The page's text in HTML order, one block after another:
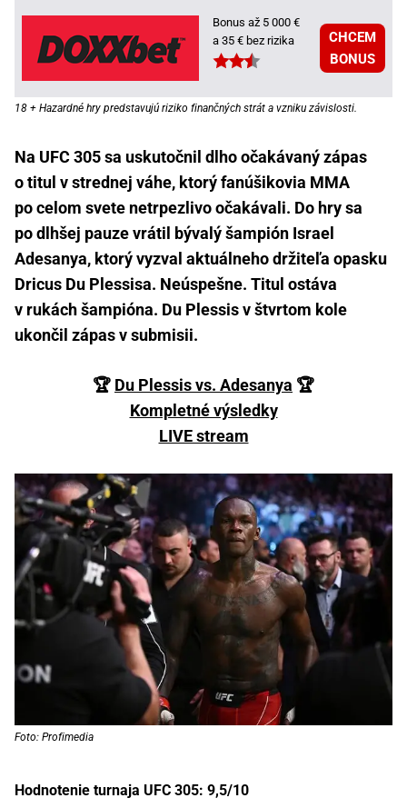
Bonus až 5 000 €
a 35 € bez rizika
CHCEM
BONUS
18 + Hazardné hry predstavujú riziko finančných strát a vzniku závislosti.
Na UFC 305 sa uskutočnil dlho očakávaný zápas
o titul v strednej váhe, ktorý fanúšikovia MMA
po celom svete netrpezlivo očakávali. Do hry sa
po dlhšej pauze vrátil bývalý šampión Israel
Adesanya, ktorý vyzval aktuálneho držiteľa opasku
Dricus Du Plessisa. Neúspešne. Titul ostáva
v rukách šampióna. Du Plessis v štvrtom kole
ukončil zápas v submisii.
🏆 Du Plessis vs. Adesanya 🏆
Kompletné výsledky
LIVE stream
Foto: Profimedia
Hodnotenie turnaja UFC 305: 9,5/10